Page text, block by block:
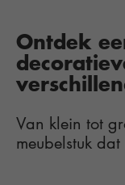
Ontdek
Van klein tot
meubelstuk